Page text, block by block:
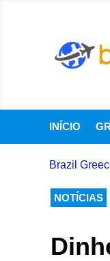
INÍCIO
Brazil
NOTÍCIAS